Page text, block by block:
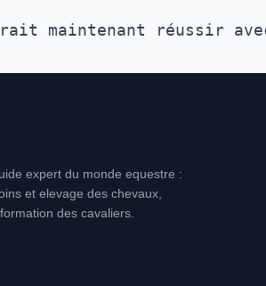
expert du monde equestre :
et elevage des chevaux,
des cavaliers.